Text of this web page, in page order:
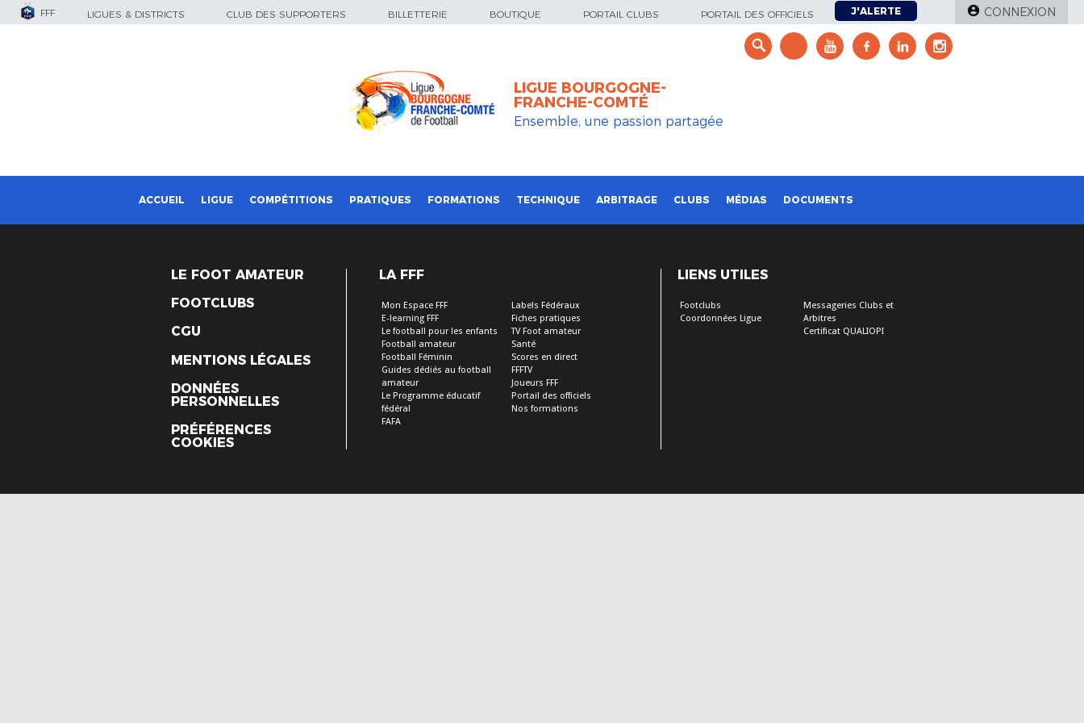
FFF LIGUES & DISTRICTS CLUB DES SUPPORTERS BILLETTERIE BOUTIQUE PORTAIL CLUBS PORTAIL DES OFFICIELS J'ALERTE CONNEXION
LIGUE BOURGOGNE-
FRANCHE-COMTÉ
Ensemble, une passion partagée
ACCUEIL LIGUE COMPÉTITIONS PRATIQUES FORMATIONS TECHNIQUE ARBITRAGE CLUBS MÉDIAS DOCUMENTS
LE FOOT AMATEUR
FOOTCLUBS
CGU
MENTIONS LÉGALES
DONNÉES
PERSONNELLES
PRÉFÉRENCES
COOKIES
LA FFF
Mon Espace FFF
E-learning FFF
Le football pour les enfants
Football amateur
Football Féminin
Guides dédiés au football
amateur
Le Programme éducatif
fédéral
FAFA
Labels Fédéraux
Fiches pratiques
TV Foot amateur
Santé
Scores en direct
FFFTV
Joueurs FFF
Portail des officiels
Nos formations
LIENS UTILES
Footclubs
Coordonnées Ligue
Messageries Clubs et
Arbitres
Certificat QUALIOPI